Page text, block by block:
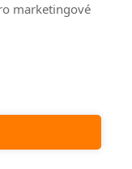
marketingové